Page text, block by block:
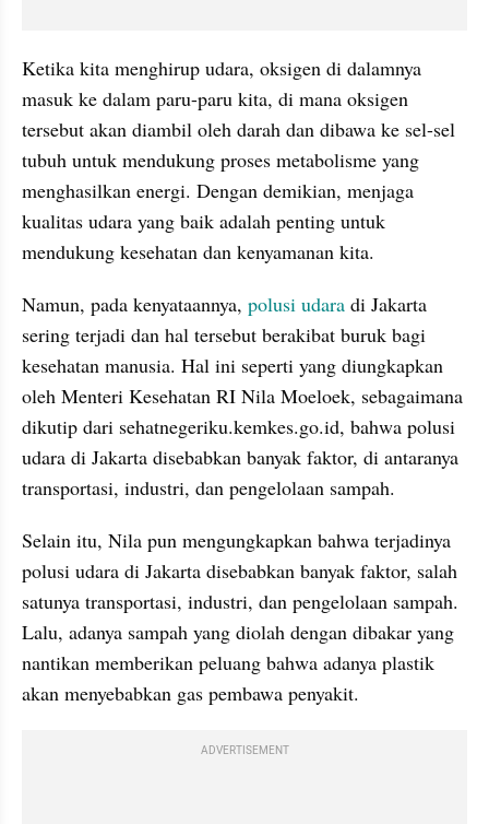
Ketika kita menghirup udara, oksigen di dalamnya
masuk ke dalam paru-paru kita, di mana oksigen
tersebut akan diambil oleh darah dan dibawa ke sel-sel
tubuh untuk mendukung proses metabolisme yang
menghasilkan energi. Dengan demikian, menjaga
kualitas udara yang baik adalah penting untuk
mendukung kesehatan dan kenyamanan kita.
Namun, pada kenyataannya, polusi udara di Jakarta
sering terjadi dan hal tersebut berakibat buruk bagi
kesehatan manusia. Hal ini seperti yang diungkapkan
oleh Menteri Kesehatan RI Nila Moeloek, sebagaimana
dikutip dari sehatnegeriku.kemkes.go.id, bahwa polusi
udara di Jakarta disebabkan banyak faktor, di antaranya
transportasi, industri, dan pengelolaan sampah.
Selain itu, Nila pun mengungkapkan bahwa terjadinya
polusi udara di Jakarta disebabkan banyak faktor, salah
satunya transportasi, industri, dan pengelolaan sampah.
Lalu, adanya sampah yang diolah dengan dibakar yang
nantikan memberikan peluang bahwa adanya plastik
akan menyebabkan gas pembawa penyakit.
ADVERTISEMENT